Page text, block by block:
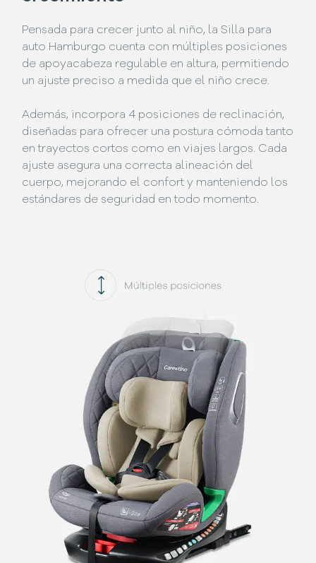
Pensada para crecer junto al niño, la Silla para
auto Hamburgo cuenta con múltiples posiciones
de apoyacabeza regulable en altura, permitiendo
un ajuste preciso a medida que el niño crece.
Además, incorpora 4 posiciones de reclinación,
diseñadas para ofrecer una postura cómoda tanto
en trayectos cortos como en viajes largos. Cada
ajuste asegura una correcta alineación del
cuerpo, mejorando el confort y manteniendo los
estándares de seguridad en todo momento.